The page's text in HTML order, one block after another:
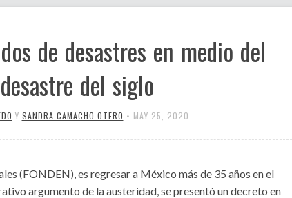
de desastres en medio del
del siglo
Y SANDRA CAMACHO OTERO • MAY 25, 2020
(FONDEN), es regresar a México más de 35 años en el
argumento de la austeridad, se presentó un decreto en